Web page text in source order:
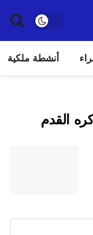
أنشطة ملكية
القدم